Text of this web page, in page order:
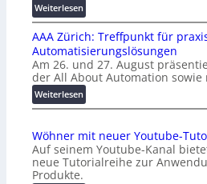
Weiterlesen:
K
M
U
i
n
d
e
K
o
s
AAA Zürich: Treffpunkt für
Automatisierungslösungen
Am 26. und 27. August
der All About Automation
Weiterlesen:
A
A
Z
ü
Wöhner mit neuer Youtube-
Auf seinem Youtube-Kanal
neue Tutorialreihe zur
Produkte.